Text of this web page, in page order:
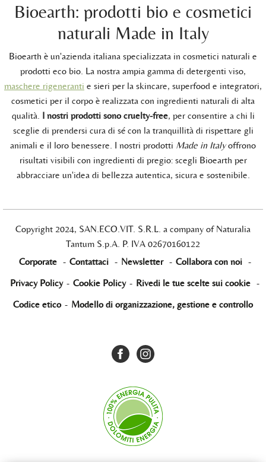
Bioearth: prodotti bio e cosmetici
naturali Made in Italy
Bioearth è un'azienda italiana specializzata in cosmetici naturali e
prodotti eco bio. La nostra ampia gamma di detergenti viso,
maschere rigeneranti e sieri per la skincare, superfood e integratori,
cosmetici per il corpo è realizzata con ingredienti naturali di alta
qualità. I nostri prodotti sono cruelty-free, per consentire a chi li
sceglie di prendersi cura di sé con la tranquillità di rispettare gli
animali e il loro benessere. I nostri prodotti Made in Italyoffrono
risultati visibili con ingredienti di pregio: scegli Bioearth per
abbracciare un'idea di bellezza autentica, sicura e sostenibile.
Copyright 2024, SAN.ECO.VIT. S.R.L. a company of Naturalia
Tantum S.p.A. P. IVA 02670160122
Corporate - Contattaci - Newsletter - Collabora con noi -
Privacy Policy - Cookie Policy - Rivedi le tue scelte sui cookie -
Codice etico - Modello di organizzazione, gestione e controllo